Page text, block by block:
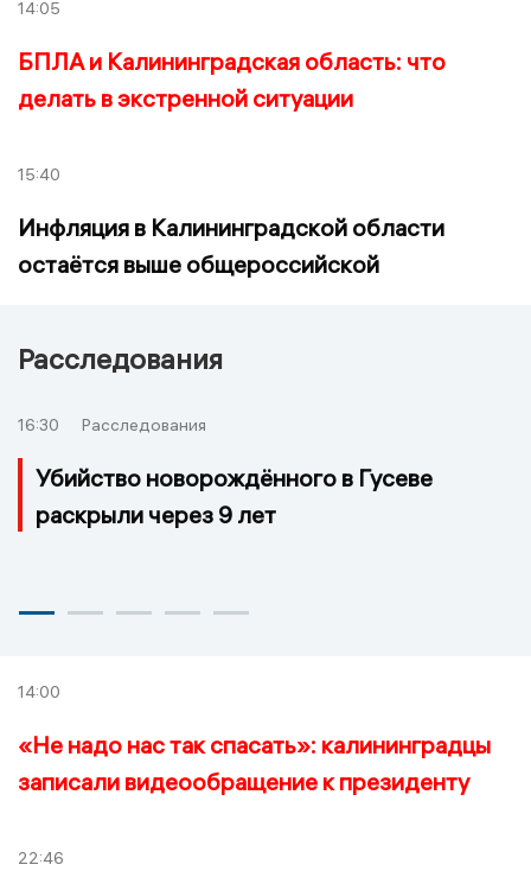
14:05
БПЛА и Калининградская область: что
делать в экстренной ситуации
15:40
Инфляция в Калининградской области
остаётся выше общероссийской
Расследования
16:30 Расследования
Убийство новорождённого в Гусеве
раскрыли через 9 лет
14:00
«Не надо нас так спасать»: калининградцы
записали видеообращение к президенту
22:46